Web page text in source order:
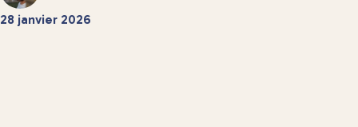
28 janvier 2026